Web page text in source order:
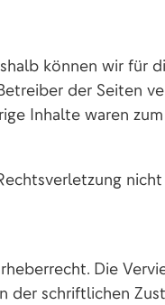
können wir für
der Seiten
Inhalte waren
nicht
Die
der schriftlichen